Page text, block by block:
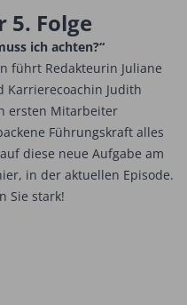
5. Folge
ich achten?“
führt Redakteurin Juliane
Karrierecoachin Judith
ersten Mitarbeiter
Führungskraft alles
diese neue Aufgabe am
in der aktuellen Episode.
Sie stark!